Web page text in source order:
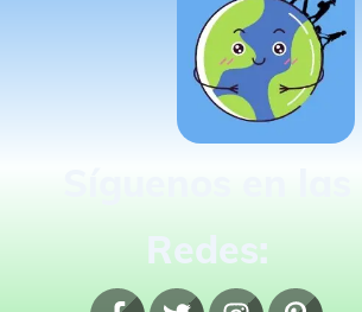
Redes: